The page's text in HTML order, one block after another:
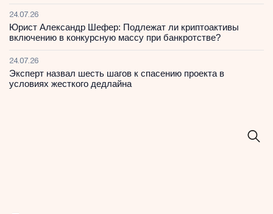
24.07.26
Юрист Александр Шефер: Подлежат ли криптоактивы
включению в конкурсную массу при банкротстве?
24.07.26
Эксперт назвал шесть шагов к спасению проекта в
условиях жесткого дедлайна